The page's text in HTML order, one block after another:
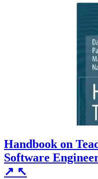
Handbook on
Software
↗ ↖